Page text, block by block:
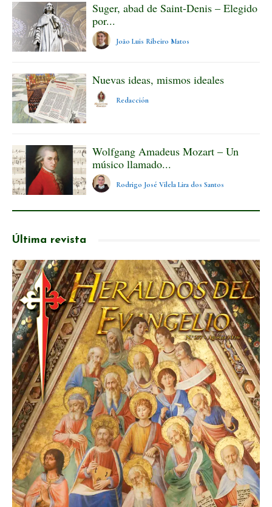
Suger, abad de Saint-Denis – Elegido
por...
João Luis Ribeiro Matos
Nuevas ideas, mismos ideales
Redacción
Wolfgang Amadeus Mozart – Un
músico llamado...
Rodrigo José Vilela Lira dos Santos
Última revista